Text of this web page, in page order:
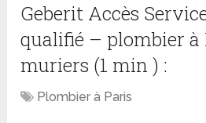
Geberit Accès
qualifié – plombier à
muriers (1 min ) :
Plombier à Paris